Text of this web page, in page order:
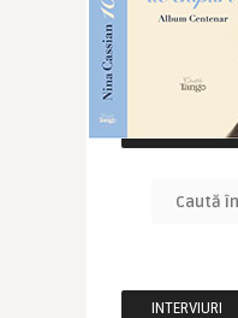
CAUTĂ ÎN SITE
INTERVIURI